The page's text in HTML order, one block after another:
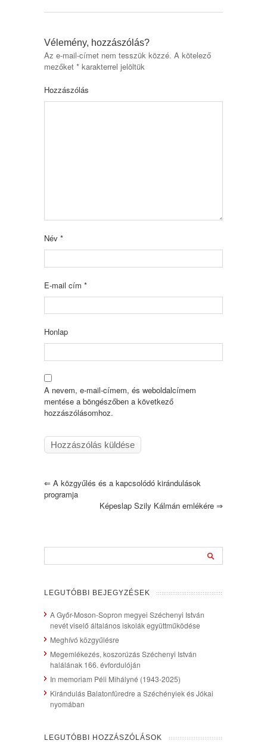
Vélemény, hozzászólás?
Az e-mail-címet nem tesszük közzé. A kötelező
mezőket * karakterrel jelöltük
Hozzászólás
Név *
E-mail cím *
Honlap
A nevem, e-mail-címem, és weboldalcímem
mentése a böngészőben a következő
hozzászólásomhoz.
⇐ A közgyűlés és a kapcsolódó kirándulások
programja
Képeslap Szily Kálmán emlékére ⇒
LEGUTÓBBI BEJEGYZÉSEK
A Győr-Moson-Sopron megyei Széchenyi István
nevét viselő általános iskolák együttműködése
Meghívó közgyűlésre
Megemlékezés, koszorúzás Széchenyi István
halálának 166. évfordulóján
In memoriam Péli Mihályné (1943-2025)
Kirándulás Balatonfüredre a Széchényiek és Jókai
nyomában
LEGUTÓBBI HOZZÁSZÓLÁSOK